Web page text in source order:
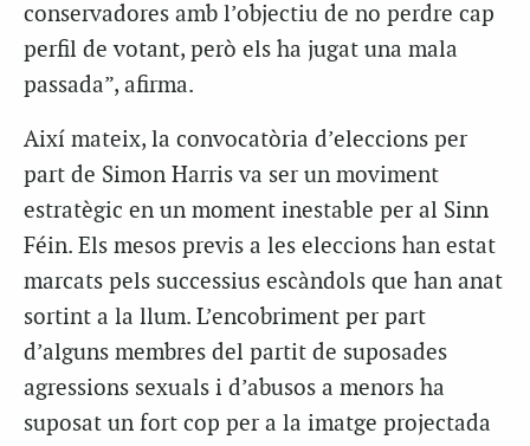
conservadores amb l’objectiu de no perdre cap
perfil de votant, però els ha jugat una mala
passada”, afirma.
Així mateix, la convocatòria d’eleccions per
part de Simon Harris va ser un moviment
estratègic en un moment inestable per al Sinn
Féin. Els mesos previs a les eleccions han estat
marcats pels successius escàndols que han anat
sortint a la llum. L’encobriment per part
d’alguns membres del partit de suposades
agressions sexuals i d’abusos a menors ha
suposat un fort cop per a la imatge projectada